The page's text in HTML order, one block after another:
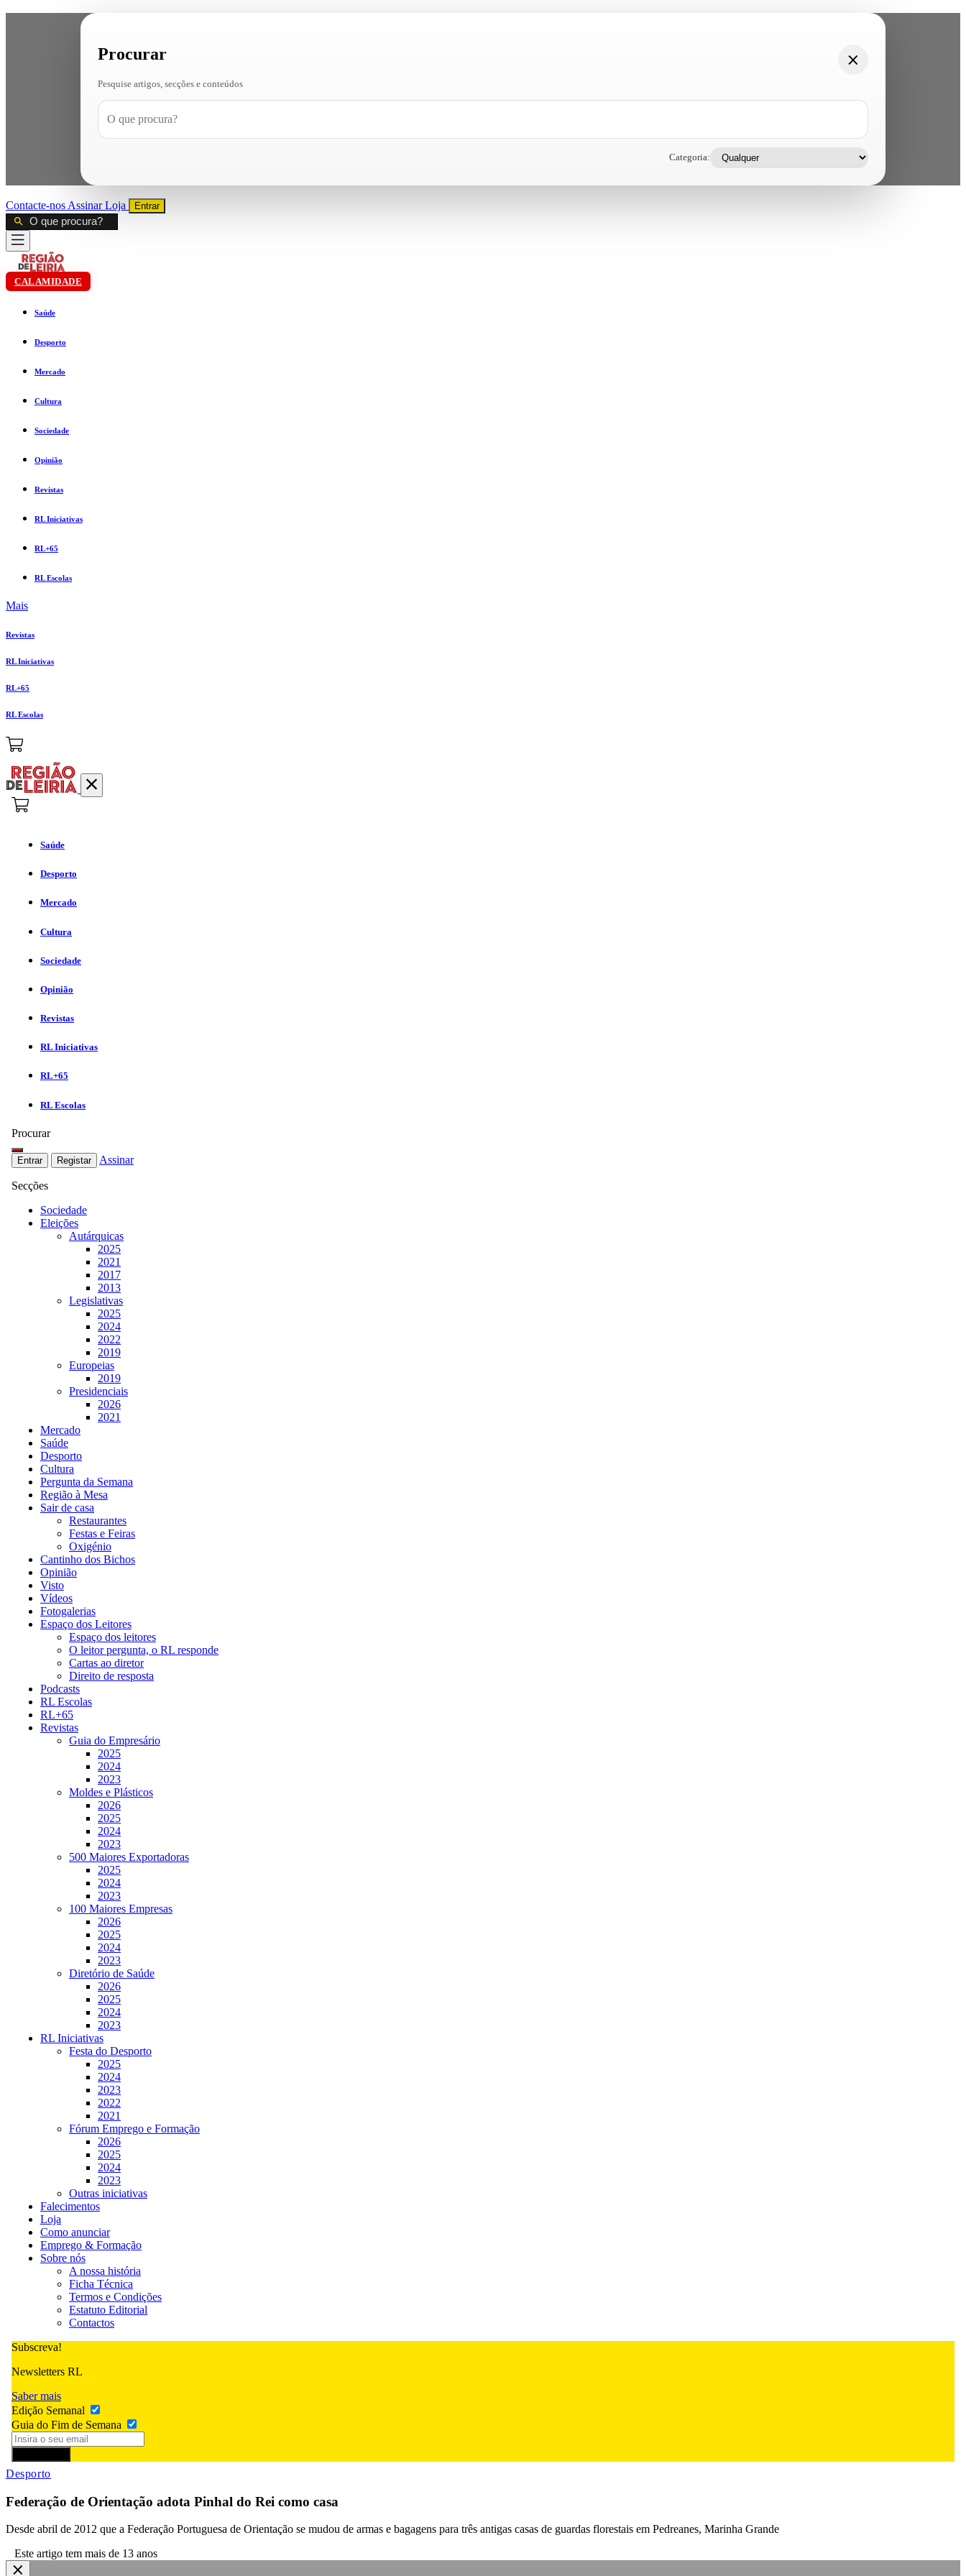
Procurar
Pesquise artigos, secções e conteúdos
Categoria:
Contacte-nos AssinarLoja Entrar
CALAMIDADE
Saúde
Desporto
Mercado
Cultura
Sociedade
Opinião
Revistas
RL Iniciativas
RL+65
RL Escolas
Mais
Revistas
RL Iniciativas
RL+65
RL Escolas
Saúde
Desporto
Mercado
Cultura
Sociedade
Opinião
Revistas
RL Iniciativas
RL+65
RL Escolas
Procurar
Entrar Registar Assinar
Secções
Sociedade
Eleições
Autárquicas
2025
2021
2017
2013
Legislativas
2025
2024
2022
2019
Europeias
2019
Presidenciais
2026
2021
Mercado
Saúde
Desporto
Cultura
Pergunta da Semana
Região à Mesa
Sair de casa
Restaurantes
Festas e Feiras
Oxigénio
Cantinho dos Bichos
Opinião
Visto
Vídeos
Fotogalerias
Espaço dos Leitores
Espaço dos leitores
O leitor pergunta, o RL responde
Cartas ao diretor
Direito de resposta
Podcasts
RL Escolas
RL+65
Revistas
Guia do Empresário
2025
2024
2023
Moldes e Plásticos
2026
2025
2024
2023
500 Maiores Exportadoras
2025
2024
2023
100 Maiores Empresas
2026
2025
2024
2023
Diretório de Saúde
2026
2025
2024
2023
RL Iniciativas
Festa do Desporto
2025
2024
2023
2022
2021
Fórum Emprego e Formação
2026
2025
2024
2023
Outras iniciativas
Falecimentos
Loja
Como anunciar
Emprego & Formação
Sobre nós
A nossa história
Ficha Técnica
Termos e Condições
Estatuto Editorial
Contactos
Subscreva!
Newsletters RL
Saber mais
Edição Semanal
Guia do Fim de Semana
Desporto
Federação de Orientação adota Pinhal do Rei como casa
Desde abril de 2012 que a Federação Portuguesa de Orientação se mudou de armas e bagagens para três antigas casas de guardas florestais em Pedreanes, Marinha Grande
Este artigo tem mais de 13 anos